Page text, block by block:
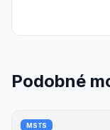
Podobné
MSTS